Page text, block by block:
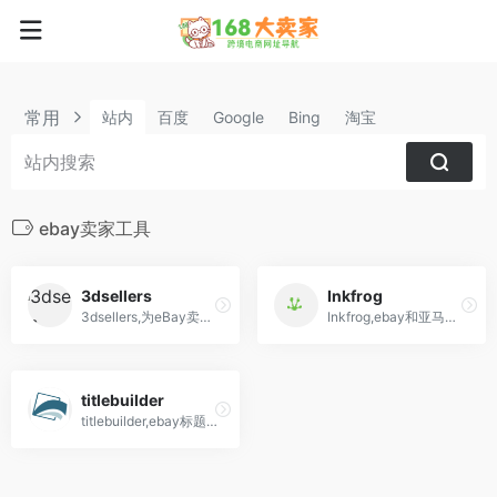
常用 站内 百度 Google Bing 淘宝
ebay卖家工具
3dsellers
3dsellers,为eBay卖家提供一体化解决方案的工具和平台
Inkfrog
Inkfrog,ebay和亚马逊listing工具软件
titlebuilder
titlebuilder,ebay标题优化,关键词生成工具